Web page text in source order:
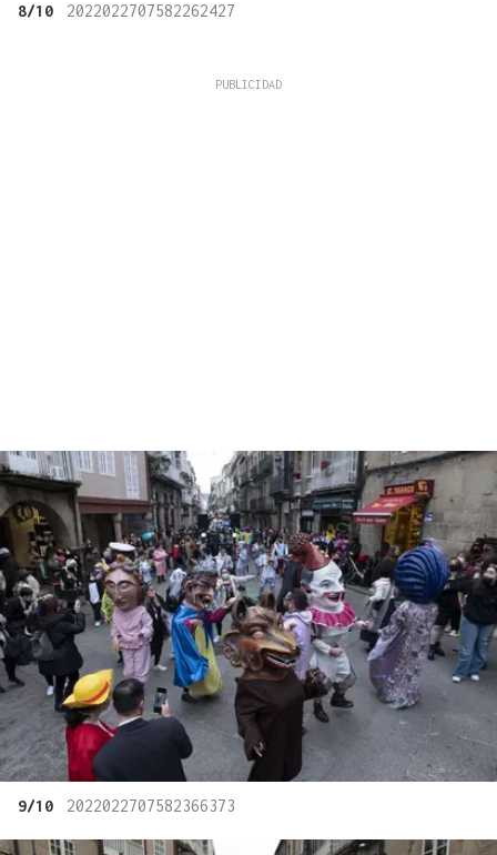
8/10 2022022707582262427
9/10 2022022707582366373